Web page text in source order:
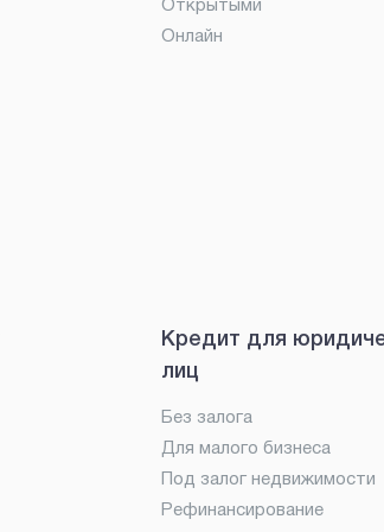
Открытыми
Онлайн
Кредит для
лиц
Без залога
Для малого бизнеса
Под залог недвижимости
Рефинансирование